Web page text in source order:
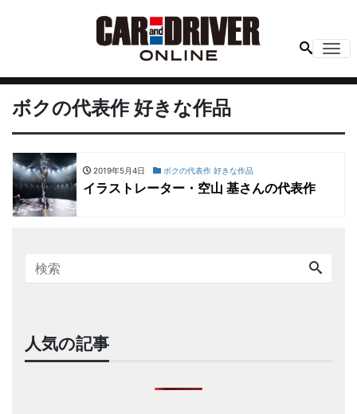
ボクの代表作 好きな作品
2019年5月4日 ボクの代表作 好きな作品
イラストレーター・空山 基さんの代表作
人気の記事